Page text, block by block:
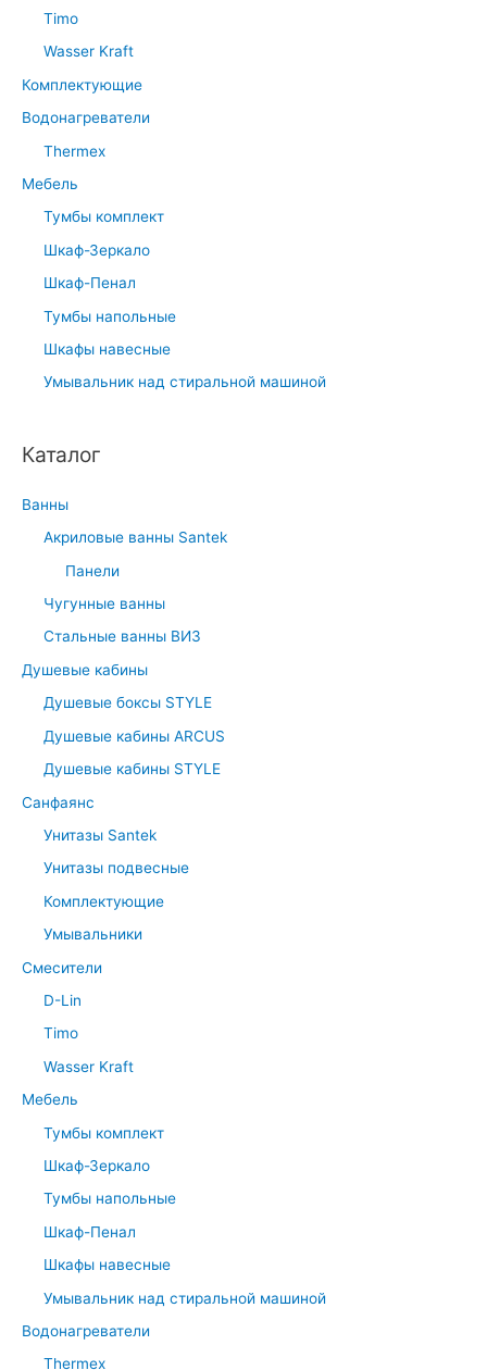
Timo
Wasser Kraft
Комплектующие
Водонагреватели
Thermex
Мебель
Тумбы комплект
Шкаф-Зеркало
Шкаф-Пенал
Тумбы напольные
Шкафы навесные
Умывальник над стиральной машиной
Каталог
Ванны
Акриловые ванны Santek
Панели
Чугунные ванны
Стальные ванны ВИЗ
Душевые кабины
Душевые боксы STYLE
Душевые кабины ARCUS
Душевые кабины STYLE
Санфаянс
Унитазы Santek
Унитазы подвесные
Комплектующие
Умывальники
Смесители
D-Lin
Timo
Wasser Kraft
Мебель
Тумбы комплект
Шкаф-Зеркало
Тумбы напольные
Шкаф-Пенал
Шкафы навесные
Умывальник над стиральной машиной
Водонагреватели
Thermex